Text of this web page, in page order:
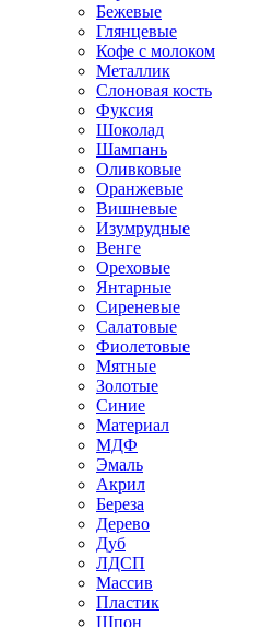
Бежевые
Глянцевые
Кофе с молоком
Металлик
Слоновая кость
Фуксия
Шоколад
Шампань
Оливковые
Оранжевые
Вишневые
Изумрудные
Венге
Ореховые
Янтарные
Сиреневые
Салатовые
Фиолетовые
Мятные
Золотые
Синие
Материал
МДФ
Эмаль
Акрил
Береза
Дерево
Дуб
ЛДСП
Массив
Пластик
Шпон